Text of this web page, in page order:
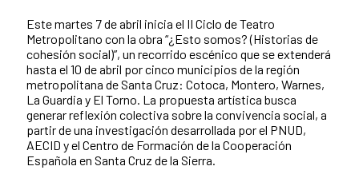
Contenido de la noticia
Este martes 7 de abril inicia el II Ciclo de Teatro
Metropolitano con la obra “¿Esto somos? (Historias de
cohesión social)”, un recorrido escénico que se extenderá
hasta el 10 de abril por cinco municipios de la región
metropolitana de Santa Cruz: Cotoca, Montero, Warnes,
La Guardia y El Torno. La propuesta artística busca
generar reflexión colectiva sobre la convivencia social, a
partir de una investigación desarrollada por el PNUD,
AECID y el Centro de Formación de la Cooperación
Española en Santa Cruz de la Sierra.